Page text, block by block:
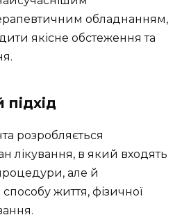
обладнанням,
якісне обстеження та
підхід
розробляється
лікування, в який входять
але й
життя, фізичної